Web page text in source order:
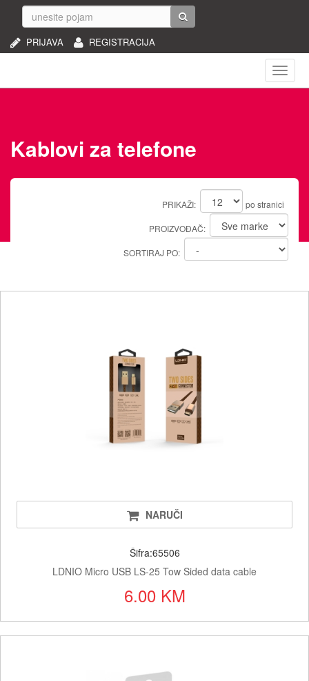
REGISTRACIJA
PRIJAVA
Kablovi za telefone
PRIKAŽI: po stranici
PROIZVOĐAČ:
SORTIRAJ PO:
NARUČI
Šifra:65506
LDNIO Micro USB LS-25 Tow Sided data cable
6.00 KM